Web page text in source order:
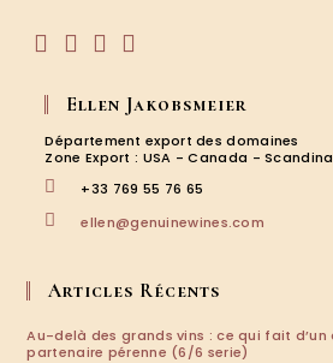
dans
un
nouvel
onglet
un
nouvel
onglet
un
nouvel
onglet
un
nouvel
onglet
Ellen Jakobsmeier
Département export des domaines
Zone Export : USA - Canada -
+33 769 55 76 65
ellen@genuinewines.com
Articles Récents
Au-delà des grands vins : ce qui fait d’un
partenaire pérenne (6/6 serie)